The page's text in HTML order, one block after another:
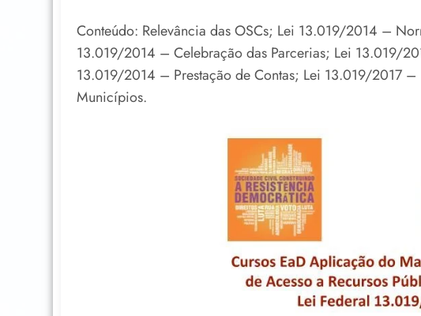
Conteúdo: Relevância das OSCs; Lei 13.019/2014 –
13.019/2014 – Celebração das Parcerias; Lei 13.019/
13.019/2014 – Prestação de Contas; Lei 13.019/2017 –
Municípios.